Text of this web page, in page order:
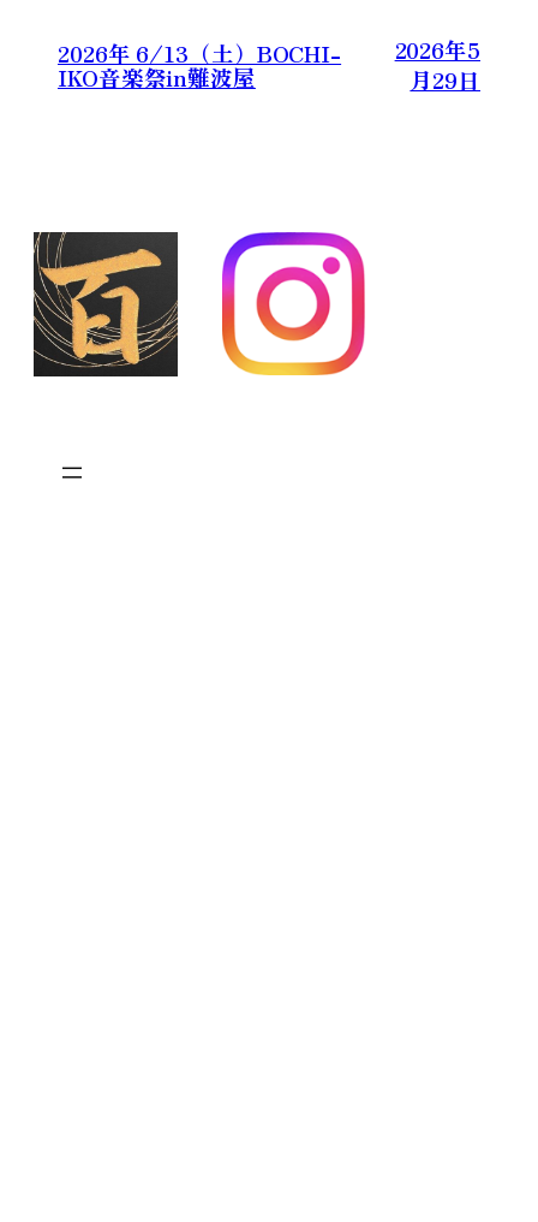
2026年 6/13（土）BOCHI-
IKO音楽祭in難波屋
2026年5
月29日